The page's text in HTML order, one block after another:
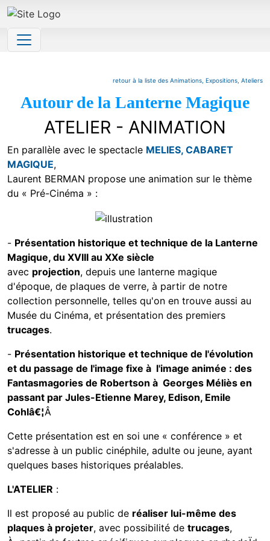
Site identity, navigation, etc.
Navigation and related functionality and
retour à la liste des Animations, Expositions, Ateliers
Autour de la Lanterne Magique
ATELIER - ANIMATION
En parallèle avec le spectacle MELIES, CABARET
MAGIQUE,
Laurent BERMAN propose une animation sur le thème
du « Pré-Cinéma » :
- Présentation historique et technique de la Lanterne
Magique, du XVIII au XXe siècle
avec projection, depuis une lanterne magique
d'époque, de plaques de verre, à partir de notre
collection personnelle, telles qu'on en trouve aussi au
Musée du Cinéma, et présentation des premiers
trucages.
- Présentation historique et technique de l'évolution
et du passage de l'image fixe à l'image animée : des
Fantasmagories de Robertson à Georges Méliès en
passant par Jules-Etienne Marey, Edison, Emile
Cohlâ€¦Â
Cette présentation est en soi une « conférence » et
s'adresse à un public cinéphile, adulte ou jeune, ayant
quelques bases historiques préalables.
L'ATELIER :
Il est proposé au public de réaliser lui-même des
plaques à projeter, avec possibilité de trucages,